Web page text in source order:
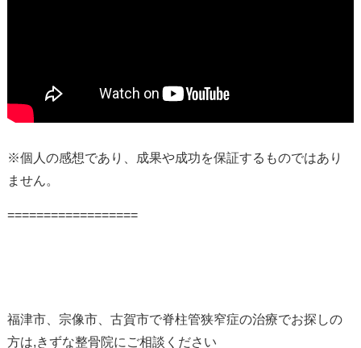
※個人の感想であり、成果や成功を保証するものではあり
ません。
==================
福津市、宗像市、古賀市で脊柱管狭窄症の治療でお探しの
方は,きずな整骨院にご相談ください